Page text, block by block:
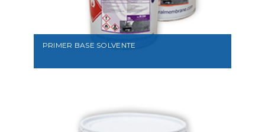
VEDI
PRIMER BASE SOLVENTE